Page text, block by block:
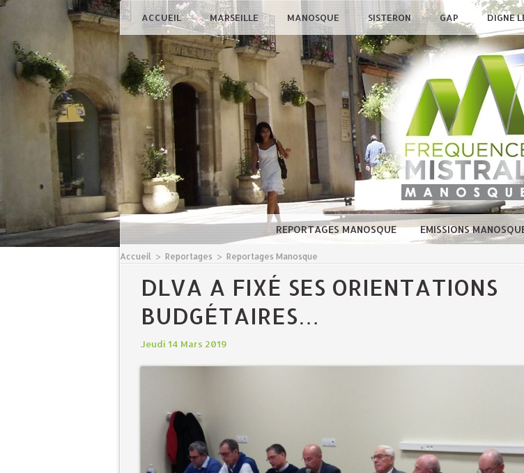
ACCUEIL MARSEILLE MANOSQUE SISTERON GAP DIGNE
REPORTAGES MANOSQUE EMISSIONS
Accueil > Reportages > Reportages Manosque
DLVA A FIXÉ SES ORIENTATIONS
BUDGÉTAIRES…
Jeudi 14 Mars 2019